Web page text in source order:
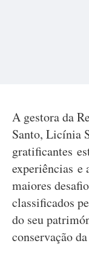
A gestora da
Santo, Licínia
gratificantes
experiências e
maiores
classificados
do seu
conservação